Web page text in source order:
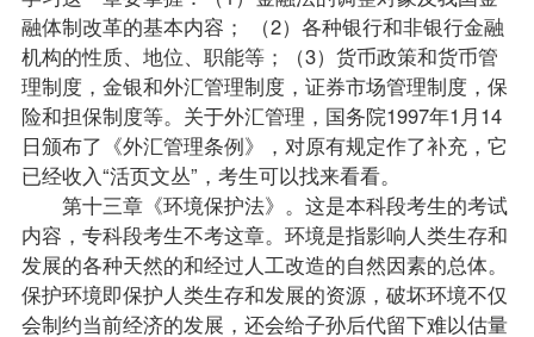
融体制改革的基本内容； （2）各种银行和非银行金融
机构的性质、地位、职能等；（3）货币政策和货币管
理制度，金银和外汇管理制度，证券市场管理制度，保
险和担保制度等。关于外汇管理，国务院1997年1月14
日颁布了《外汇管理条例》，对原有规定作了补充，它
已经收入“活页文丛”，考生可以找来看看。
第十三章《环境保护法》。这是本科段考生的考试
内容，专科段考生不考这章。环境是指影响人类生存和
发展的各种天然的和经过人工改造的自然因素的总体。
保护环境即保护人类生存和发展的资源，破坏环境不仅
会制约当前经济的发展，还会给子孙后代留下难以估量